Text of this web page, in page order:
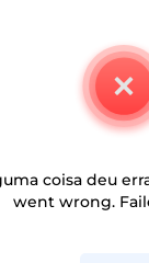
coisa deu
went wrong.